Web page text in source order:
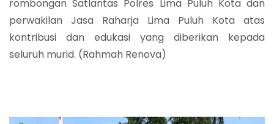
rombongan Satlantas Polres Lima Puluh Kota dan
perwakilan Jasa Raharja Lima Puluh Kota atas
kontribusi dan edukasi yang diberikan kepada
seluruh murid. (Rahmah Renova)